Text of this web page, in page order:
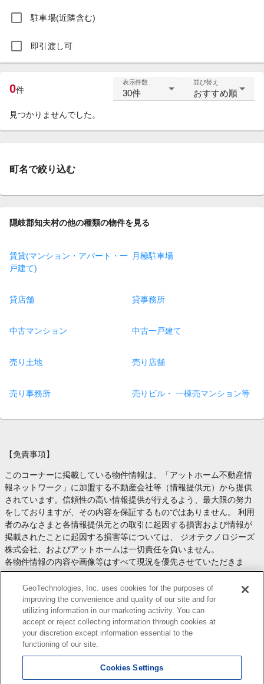
駐車場(近隣含む)
即引渡し可
0件
表示件数
30件
並び替え
おすすめ順
見つかりませんでした。
町名で絞り込む
隠岐郡知夫村の他の種類の物件を見る
賃貸(マンション・アパート・一
戸建て)
月極駐車場
貸店舗 貸事務所
中古マンション 中古一戸建て
売り土地 売り店舗
売り事務所 売りビル・ 一棟売マンション等
【免責事項】
このコーナーに掲載している物件情報は、「アットホーム不動産情
報ネットワーク」に加盟する不動産会社等（情報提供元）から提供
されています。信頼性の高い情報提供が行えるよう、最大限の努力
をしておりますが、その内容を保証するものではありません。 利用
者のみなさまと各情報提供元との取引に起因する損害および情報が
掲載されたことに起因する損害等については、 ジオテクノロジーズ
株式会社、およびアットホームは一切責任を負いません。
各物件情報の内容や画像等はすべて現況を優先させていただきま
す。
お取引等（お取引の準備、資金調達等を含みます）の際には、内容
や契約条件等について、 各情報提供元より十分な説明を受け、ご自
身でご確認の上、判断してください。
このコーナーへの物件情報のご掲載、その他不動産業務ソリューシ
ョン等についての不動産会社様のお問合せはこちら
します。
GeoTechnologies, Inc. uses cookies for the purposes of
improving the convenience and quality of our site and for
utilizing information in our marketing activity. You can
accept or reject collecting information through cookies at
your discretion except information essential to the
functioning of our site.
Cookies Settings